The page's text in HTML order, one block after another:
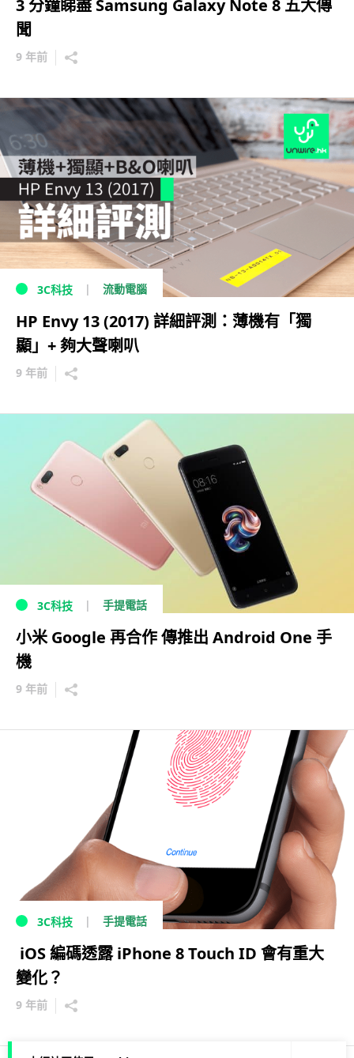
3 分鐘睇盡 Samsung Galaxy Note 8 五大傳
聞
9 年前
3C科技 流動電腦
HP Envy 13 (2017) 詳細評測：薄機有「獨
顯」+ 夠大聲喇叭
9 年前
3C科技 手提電話
小米 Google 再合作 傳推出 Android One 手
機
9 年前
3C科技 手提電話
iOS 編碼透露 iPhone 8 Touch ID 會有重大
變化？
9 年前